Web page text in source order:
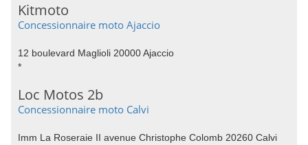
Kitmoto
Concessionnaire moto Ajaccio
12 boulevard Maglioli 20000 Ajaccio
*
Loc Motos 2b
Concessionnaire moto Calvi
Imm La Roseraie II avenue Christophe Colomb 20260 Calvi